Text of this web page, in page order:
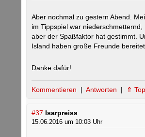
Aber nochmal zu gestern Abend.
im Tippspiel war niederschmetternd,
aber der Spaßfaktor hat gestimmt.
Island haben große Freunde
Danke dafür!
Kommentieren | Antworten | ⇑ Top
#37 Isarpreiss
15.06.2016 um 10:03 Uhr